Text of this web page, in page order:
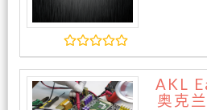
AKL
奥克